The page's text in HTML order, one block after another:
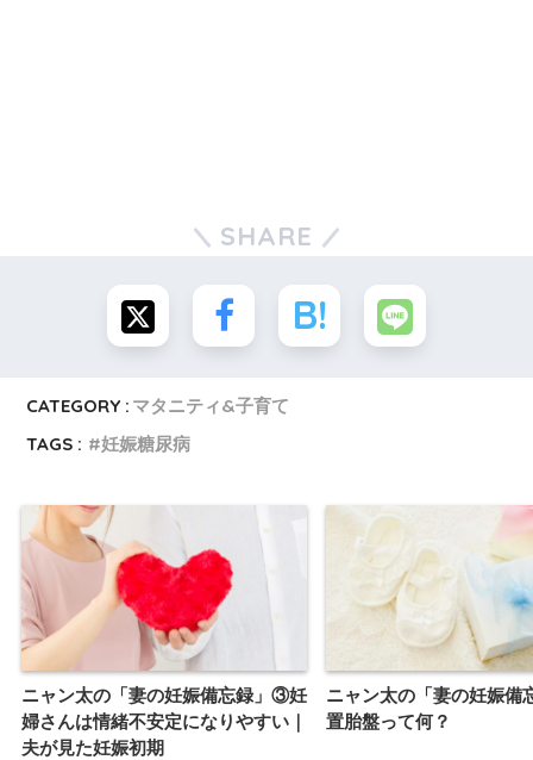
SHARE
CATEGORY : マタニティ&子育て
TAGS :
妊娠糖尿病
ニャン太の「妻の妊娠備忘録」③妊
婦さんは情緒不安定になりやすい｜
夫が見た妊娠初期
ニャン太の「妻の妊娠
置胎盤って何？